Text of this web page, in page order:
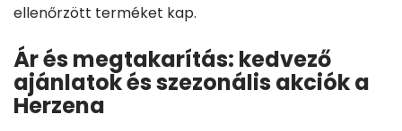
ellenőrzött terméket kap.
Ár és megtakarítás: kedvező
ajánlatok és szezonális akciók a
Herzena